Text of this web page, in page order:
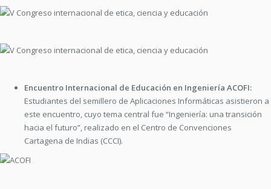
Encuentro Internacional de Educación en Ingeniería ACOFI:
Estudiantes del semillero de Aplicaciones Informáticas asistieron a
este encuentro, cuyo tema central fue “Ingeniería: una transición
hacia el futuro”, realizado en el Centro de Convenciones
Cartagena de Indias (CCCI).